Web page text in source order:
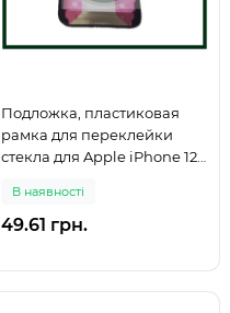
Подложка, пластиковая
рамка для переклейки
стекла для Apple iPhone 12
В наявності
49.61 грн.